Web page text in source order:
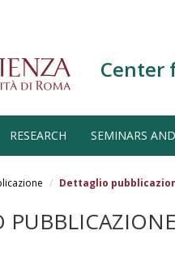
Center
RESEARCH SEMINARS
Dettaglio
PUBBLICAZIONE